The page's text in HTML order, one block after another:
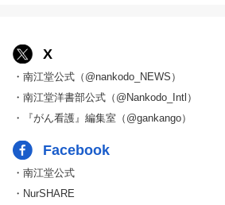
X
・南江堂公式（@nankodo_NEWS）
・南江堂洋書部公式（@Nankodo_Intl）
・『がん看護』編集室（@gankango）
Facebook
・南江堂公式
・NurSHARE